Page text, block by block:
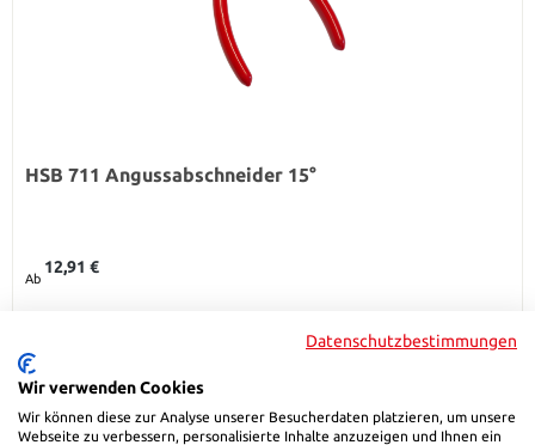
HSB 711 Angussabschneider 15°
Ab
12,91 €
Datenschutzbestimmungen
Wir verwenden Cookies
Wir können diese zur Analyse unserer Besucherdaten platzieren, um unsere
Webseite zu verbessern, personalisierte Inhalte anzuzeigen und Ihnen ein